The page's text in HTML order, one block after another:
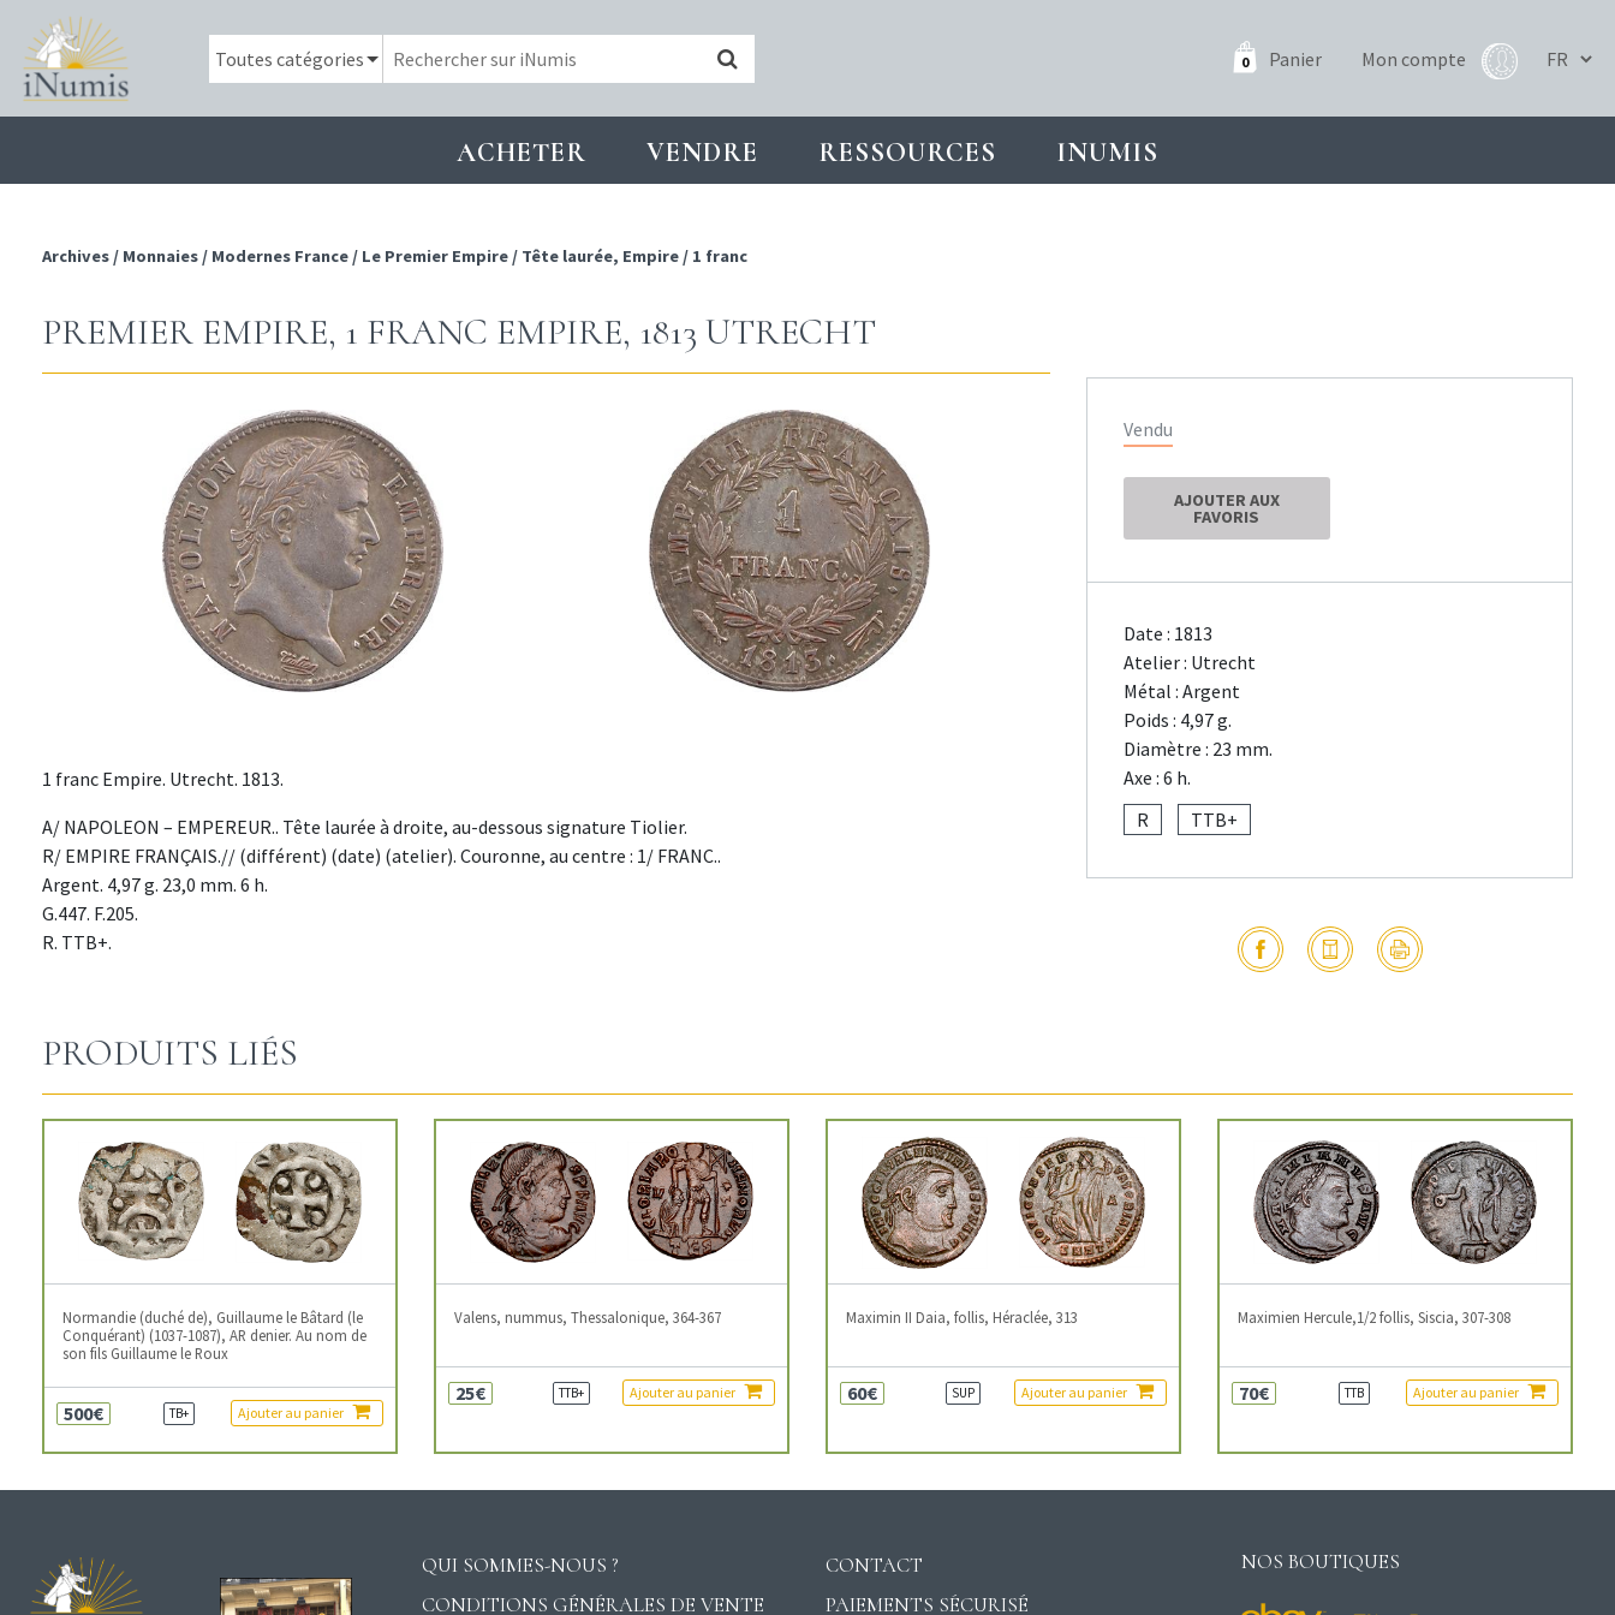
0 Panier Mon compte
ACHETER VENDRE RESSOURCES INUMIS
Archives / Monnaies / Modernes France / Le Premier Empire / Tête laurée, Empire / 1 franc
PREMIER EMPIRE, 1 FRANC EMPIRE, 1813 UTRECHT
1 franc Empire. Utrecht. 1813.
A/ NAPOLEON – EMPEREUR.. Tête laurée à droite, au-dessous signature Tiolier.
R/ EMPIRE FRANÇAIS.// (différent) (date) (atelier). Couronne, au centre : 1/ FRANC..
Argent. 4,97 g. 23,0 mm. 6 h.
G.447. F.205.
R. TTB+.
Vendu
AJOUTER AUX
FAVORIS
Date : 1813
Atelier : Utrecht
Métal : Argent
Poids : 4,97 g.
Diamètre : 23 mm.
Axe : 6 h.
R
TTB+
PRODUITS LIÉS
Normandie (duché de), Guillaume le Bâtard (le
Conquérant) (1037-1087), AR denier. Au nom de
son fils Guillaume le Roux
500€ TB+ Ajouter au panier
Valens, nummus, Thessalonique, 364-367
25€ TTB+ Ajouter au panier
Maximin II Daia, follis, Héraclée, 313
60€ SUP Ajouter au panier
Maximien Hercule,1/2 follis, Siscia, 307-308
70€ TTB Ajouter au panier
QUI SOMMES-NOUS ?
CONDITIONS GÉNÉRALES DE VENTE
CONTACT
PAIEMENTS SÉCURISÉ
NOS BOUTIQUES